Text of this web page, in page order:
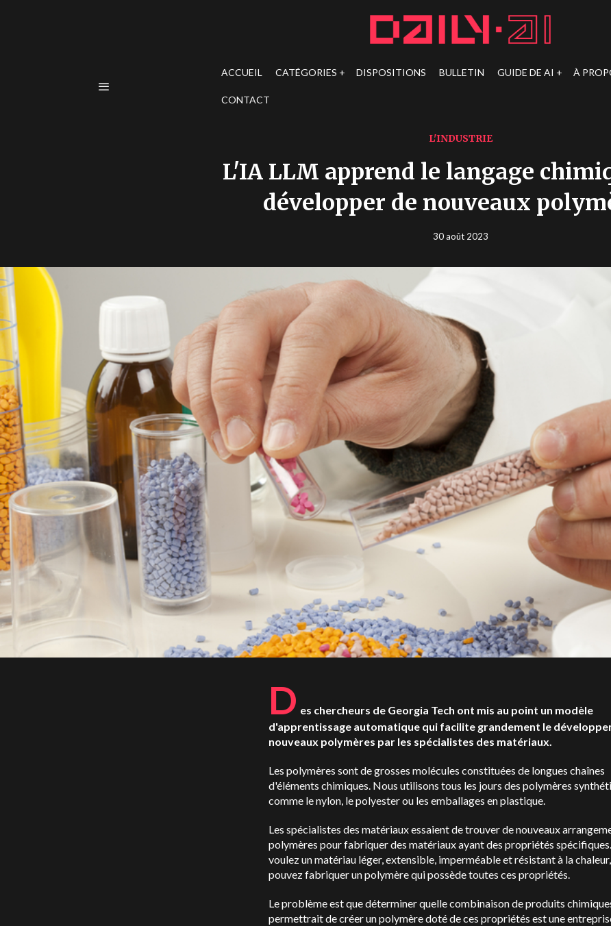
ACCUEIL CATÉGORIES DISPOSITIONS BULLETIN GUIDE DE AI À
CONTACT
L'INDUSTRIE
L'IA LLM apprend le langage
développer de nouveaux
30 août 2023
D es chercheurs de Georgia Tech ont mis au point un modèle
d'apprentissage automatique qui facilite grandement le
nouveaux polymères par les spécialistes des matériaux.
Les polymères sont de grosses molécules constituées de longues chaînes
d'éléments chimiques. Nous utilisons tous les jours des polymères
comme le nylon, le polyester ou les emballages en plastique.
Les spécialistes des matériaux essaient de trouver de nouveaux
polymères pour fabriquer des matériaux ayant des propriétés
voulez un matériau léger, extensible, imperméable et résistant à la
pouvez fabriquer un polymère qui possède toutes ces propriétés.
Le problème est que déterminer quelle combinaison de produits
permettrait de créer un polymère doté de ces propriétés est une